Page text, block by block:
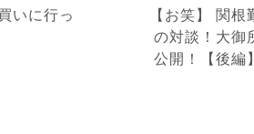
いに行っ
NEXT
POST
【お笑】 関
の対談！大御
公開！【後編